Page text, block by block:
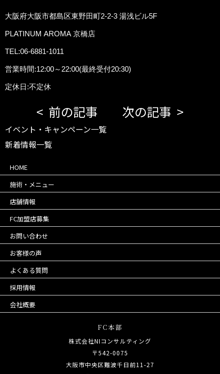
大阪府大阪市都島区東野田町2-2-3 湯浅ビル5F
PLATINUM AROMA 京橋店
TEL:06-6881-1011
営業時間:12:00～22:00(最終受付20:30)
定休日:不定休
前の記事 次の記事
イベント・キャンペーン一覧
新着情報一覧
HOME
施術・メニュー
店舗情報
FC加盟店募集
お問い合わせ
お客様の声
よくある質問
採用情報
会社概要
FC本部
株式会社NIコンサルティング
〒542-0075
大阪市中央区難波千日前11-27